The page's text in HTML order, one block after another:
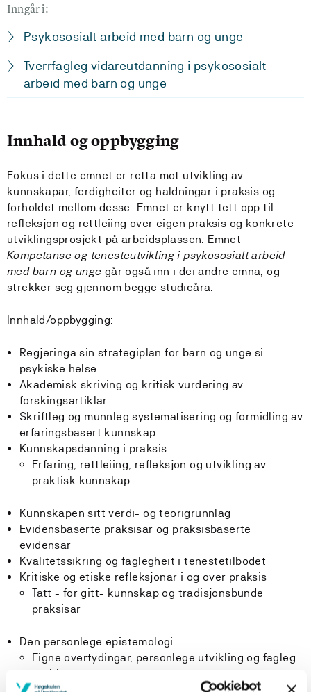
Inngår i:
Psykososialt arbeid med barn og unge
Tverrfagleg vidareutdanning i psykososialt
arbeid med barn og unge
Innhald og oppbygging
Fokus i dette emnet er retta mot utvikling av
kunnskapar, ferdigheiter og haldningar i praksis og
forholdet mellom desse. Emnet er knytt tett opp til
refleksjon og rettleiing over eigen praksis og konkrete
utviklingsprosjekt på arbeidsplassen. Emnet
Kompetanse og tenesteutvikling i psykososialt arbeid
med barn og unge går også inn i dei andre emna, og
strekker seg gjennom begge studieåra.
Innhald/oppbygging:
Regjeringa sin strategiplan for barn og unge si
psykiske helse
Akademisk skriving og kritisk vurdering av
forskingsartiklar
Skriftleg og munnleg systematisering og formidling av
erfaringsbasert kunnskap
Kunnskapsdanning i praksis
Erfaring, rettleiing, refleksjon og utvikling av
praktisk kunnskap
Kunnskapen sitt verdi- og teorigrunnlag
Evidensbaserte praksisar og praksisbaserte
evidensar
Kvalitetssikring og faglegheit i tenestetilbodet
Kritiske og etiske refleksjonar i og over praksis
Tatt - for gitt- kunnskap og tradisjonsbunde
praksisar
Den personlege epistemologi
Eigne overtydingar, personlege utvikling og fagleg
tenking